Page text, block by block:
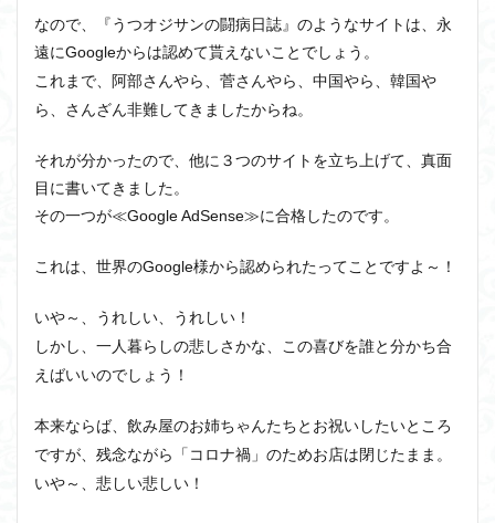
なので、『うつオジサンの闘病日誌』のようなサイトは、永
遠にGoogleからは認めて貰えないことでしょう。
これまで、阿部さんやら、菅さんやら、中国やら、韓国や
ら、さんざん非難してきましたからね。
それが分かったので、他に３つのサイトを立ち上げて、真面
目に書いてきました。
その一つが≪Google AdSense≫に合格したのです。
これは、世界のGoogle様から認められたってことですよ～！
いや～、うれしい、うれしい！
しかし、一人暮らしの悲しさかな、この喜びを誰と分かち合
えばいいのでしょう！
本来ならば、飲み屋のお姉ちゃんたちとお祝いしたいところ
ですが、残念ながら「コロナ禍」のためお店は閉じたまま。
いや～、悲しい悲しい！